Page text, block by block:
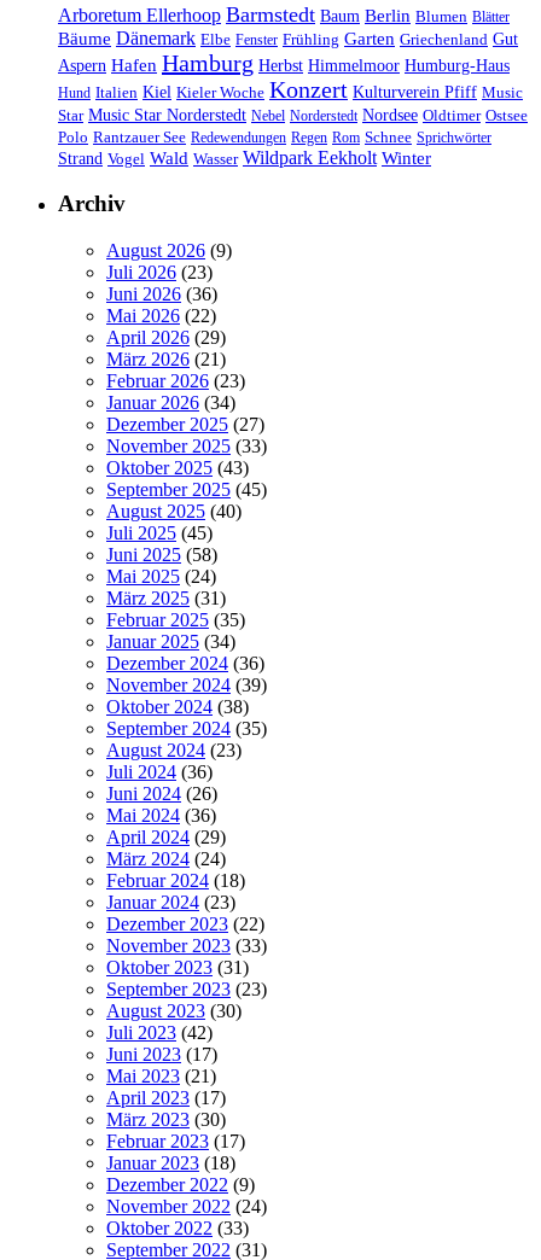
Arboretum Ellerhoop Barmstedt Baum Berlin Blumen Blätter
Bäume Dänemark Elbe Fenster Frühling Garten Griechenland Gut
Aspern Hafen Hamburg Herbst Himmelmoor Humburg-Haus
Hund Italien Kiel Kieler Woche Konzert Kulturverein Pfiff Music
Star Music Star Norderstedt Nebel Norderstedt Nordsee Oldtimer Ostsee
Polo Rantzauer See Redewendungen Regen Rom Schnee Sprichwörter
Strand Vogel Wald Wasser Wildpark Eekholt Winter
Archiv
August 2026 (9)
Juli 2026 (23)
Juni 2026 (36)
Mai 2026 (22)
April 2026 (29)
März 2026 (21)
Februar 2026 (23)
Januar 2026 (34)
Dezember 2025 (27)
November 2025 (33)
Oktober 2025 (43)
September 2025 (45)
August 2025 (40)
Juli 2025 (45)
Juni 2025 (58)
Mai 2025 (24)
März 2025 (31)
Februar 2025 (35)
Januar 2025 (34)
Dezember 2024 (36)
November 2024 (39)
Oktober 2024 (38)
September 2024 (35)
August 2024 (23)
Juli 2024 (36)
Juni 2024 (26)
Mai 2024 (36)
April 2024 (29)
März 2024 (24)
Februar 2024 (18)
Januar 2024 (23)
Dezember 2023 (22)
November 2023 (33)
Oktober 2023 (31)
September 2023 (23)
August 2023 (30)
Juli 2023 (42)
Juni 2023 (17)
Mai 2023 (21)
April 2023 (17)
März 2023 (30)
Februar 2023 (17)
Januar 2023 (18)
Dezember 2022 (9)
November 2022 (24)
Oktober 2022 (33)
September 2022 (31)